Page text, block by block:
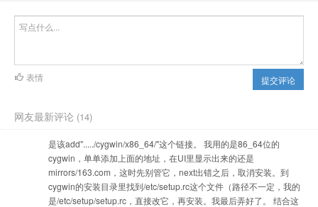
提交评论
表情
网友最新评论 (14)
是该add"...../cygwin/x86_64/"这个链接。 我用的是86_64位的
cygwin，单单添加上面的地址，在UI里显示出来的还是
mirrors/163.com，这时先别管它，next出错之后，取消安装。到
cygwin的安装目录里找到/etc/setup.rc这个文件（路径不一定，我的
是/etc/setup/setup.rc，直接改它，再安装。我最后弄好了。 结合这